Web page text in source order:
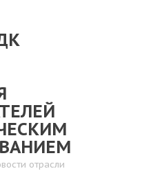
отрасли